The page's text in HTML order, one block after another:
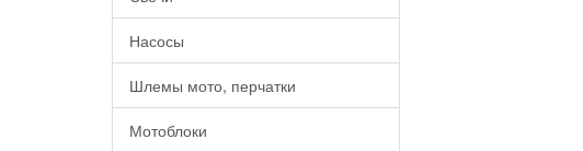
Насосы
Шлемы мото, перчатки
Мотоблоки